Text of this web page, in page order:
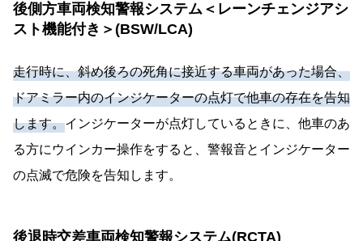
後側方車両検知警報システム＜レーンチェンジアシ
スト機能付き＞(BSW/LCA)
走行時に、斜め後ろの死角に接近する車両があった場合、
ドアミラー内のインジケーターの点灯で他車の存在を告知
します。インジケーターが点灯しているときに、他車のあ
る方にウインカー操作をすると、警報音とインジケーター
の点滅で危険を告知します。
後退時交差車両検知警報システム(RCTA)